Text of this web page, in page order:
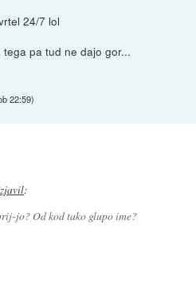
24/7 lol
pa tud ne dajo gor...
22:59)
:
jo? Od kod tako glupo ime?